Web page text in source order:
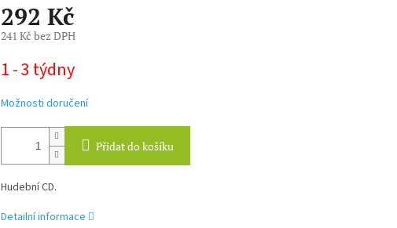
292 Kč
241 Kč bez DPH
cena:
1 - 3 týdny
Možnosti doručení
Přidat do košíku
Hudební CD.
Detailní informace